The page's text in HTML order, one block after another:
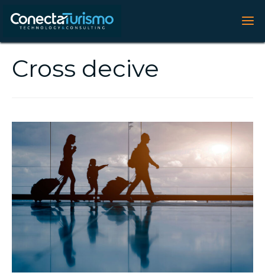
Cross decive